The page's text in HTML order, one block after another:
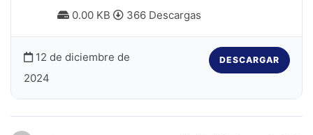
0.00 KB 366 Descargas
12 de diciembre de
2024
DESCARGAR